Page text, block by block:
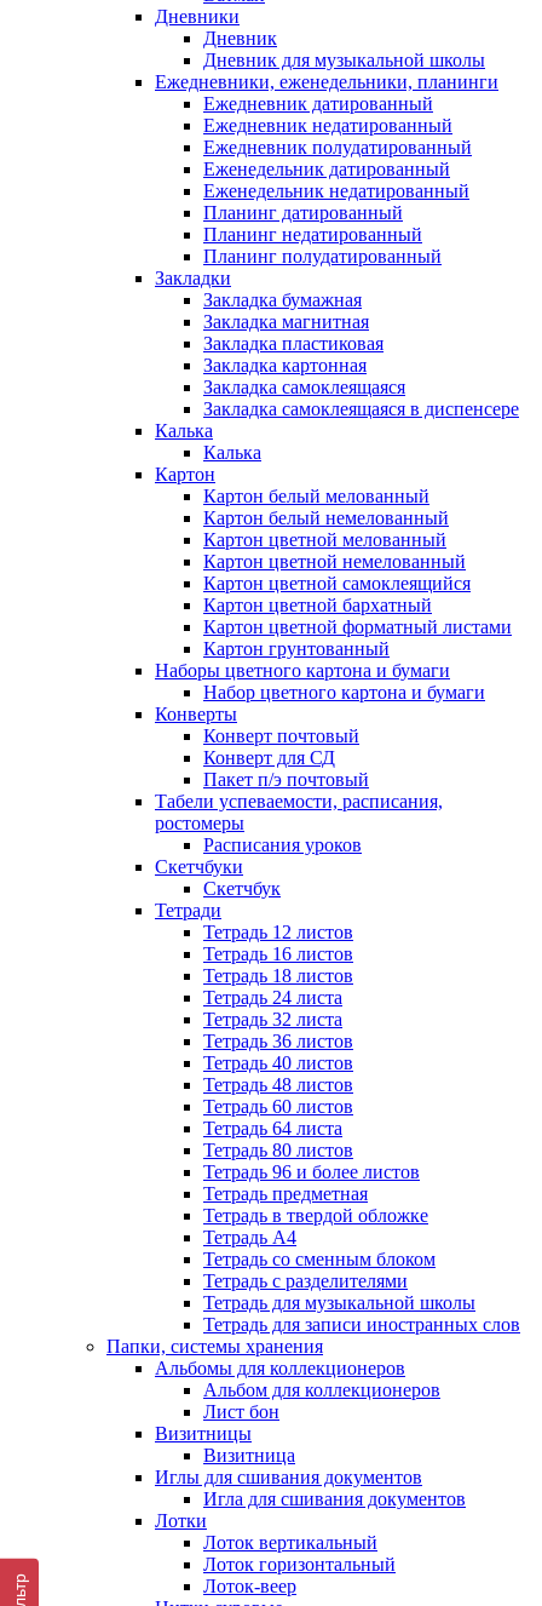
Дневники
Дневник
Дневник для музыкальной школы
Ежедневники, еженедельники, планинги
Ежедневник датированный
Ежедневник недатированный
Ежедневник полудатированный
Еженедельник датированный
Еженедельник недатированный
Планинг датированный
Планинг недатированный
Планинг полудатированный
Закладки
Закладка бумажная
Закладка магнитная
Закладка пластиковая
Закладка картонная
Закладка самоклеящаяся
Закладка самоклеящаяся в диспенсере
Калька
Калька
Картон
Картон белый мелованный
Картон белый немелованный
Картон цветной мелованный
Картон цветной немелованный
Картон цветной самоклеящийся
Картон цветной бархатный
Картон цветной форматный листами
Картон грунтованный
Наборы цветного картона и бумаги
Набор цветного картона и бумаги
Конверты
Конверт почтовый
Конверт для СД
Пакет п/э почтовый
Табели успеваемости, расписания,
ростомеры
Расписания уроков
Скетчбуки
Скетчбук
Тетради
Тетрадь 12 листов
Тетрадь 16 листов
Тетрадь 18 листов
Тетрадь 24 листа
Тетрадь 32 листа
Тетрадь 36 листов
Тетрадь 40 листов
Тетрадь 48 листов
Тетрадь 60 листов
Тетрадь 64 листа
Тетрадь 80 листов
Тетрадь 96 и более листов
Тетрадь предметная
Тетрадь в твердой обложке
Тетрадь А4
Тетрадь со сменным блоком
Тетрадь с разделителями
Тетрадь для музыкальной школы
Тетрадь для записи иностранных слов
Папки, системы хранения
Альбомы для коллекционеров
Альбом для коллекционеров
Лист бон
Визитницы
Визитница
Иглы для сшивания документов
Игла для сшивания документов
Лотки
Лоток вертикальный
Лоток горизонтальный
Лоток-веер